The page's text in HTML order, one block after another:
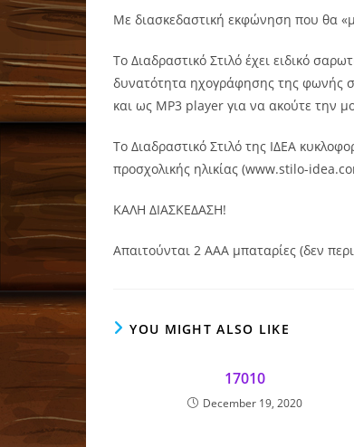
Με διασκεδαστική εκφώνηση που θα
Το Διαδραστικό Στιλό έχει ειδικό
δυνατότητα ηχογράφησης της φωνής
και ως MP3 player για να ακούτε την
Το Διαδραστικό Στιλό της ΙΔΕΑ
προσχολικής ηλικίας (www.stilo-
ΚΑΛΗ ΔΙΑΣΚΕΔΑΣΗ!
Απαιτούνται 2 ΑAΑ μπαταρίες (δεν
YOU MIGHT ALSO LIKE
17010
December 19, 2020